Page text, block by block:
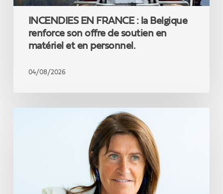
personnel.
INCENDIES EN FRANCE : la Belgique
renforce son offre de soutien en
matériel et en personnel.
04/08/2026